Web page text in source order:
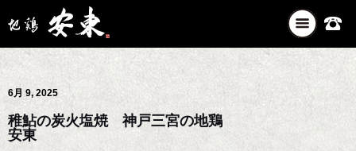
ナ
ビ
ゲ
シ
6月 9, 2025
稚鮎の炭火塩焼 神戸三宮の地鶏
安東